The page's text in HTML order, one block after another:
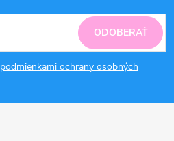
podmienkami ochrany osobných
ODOBERAŤ